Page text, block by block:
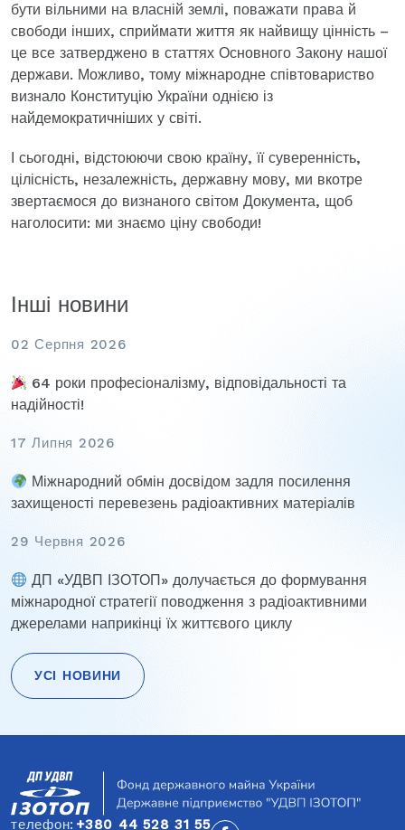
бути вільними на власній землі, поважати права й
свободи інших, сприймати життя як найвищу цінність –
це все затверджено в статтях Основного Закону нашої
держави. Можливо, тому міжнародне співтовариство
визнало Конституцію України однією із
найдемократичніших у світі.
І сьогодні, відстоюючи свою країну, її суверенність,
цілісність, незалежність, державну мову, ми вкотре
звертаємося до визнаного світом Документа, щоб
наголосити: ми знаємо ціну свободи!
Інші новини
02 Серпня 2026
64 роки професіоналізму, відповідальності та
надійності!
17 Липня 2026
Міжнародний обмін досвідом задля посилення
захищеності перевезень радіоактивних матеріалів
29 Червня 2026
ДП «УДВП ІЗОТОП» долучається до формування
міжнародної стратегії поводження з радіоактивними
джерелами наприкінці їх життєвого циклу
УСІ НОВИНИ
записів
телефон: +380 44 528 31 55